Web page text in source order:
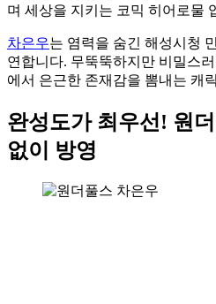
며 세상을 지키는 코믹 히어로물
차은우는 염력을 숨긴 해성시청
연합니다. 무뚝뚝하지만 비밀스
에서 은근한 존재감을 뽐내는 캐
완성도가 최우선! 원
없이 방영